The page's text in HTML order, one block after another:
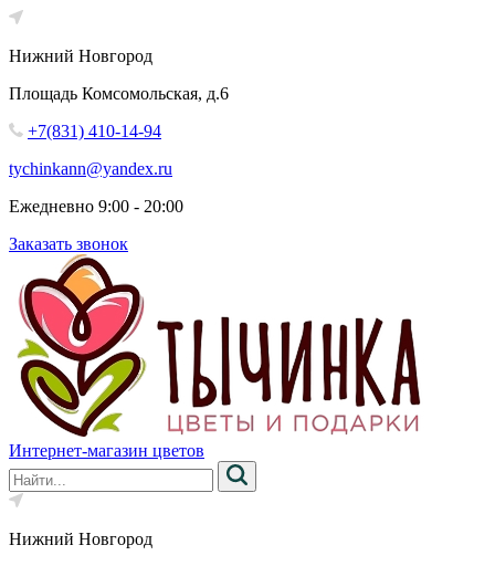
Нижний Новгород
Площадь Комсомольская, д.6
+7(831) 410-14-94
tychinkann@yandex.ru
Ежедневно 9:00 - 20:00
Заказать звонок
Интернет-магазин цветов
Нижний Новгород